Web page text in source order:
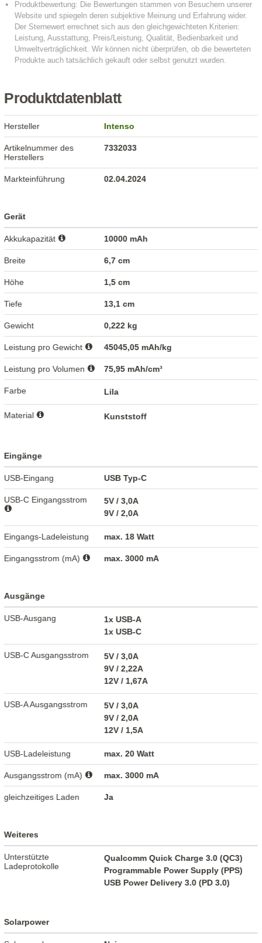
Produktdatenblatt
Hersteller Intenso
Artikelnummer des
Herstellers
7332033
Markteinführung 02.04.2024
Gerät
Akkukapazität 10000 mAh
Breite 6,7 cm
Höhe 1,5 cm
Tiefe 13,1 cm
Gewicht 0,222 kg
Leistung pro Gewicht 45045,05 mAh/kg
Leistung pro Volumen 75,95 mAh/cm³
Farbe Lila
Material Kunststoff
Eingänge
USB-Eingang USB Typ-C
USB-C Eingangsstrom
5V / 3,0A
9V / 2,0A
Eingangs-Ladeleistung max. 18 Watt
Eingangsstrom (mA) max. 3000 mA
Ausgänge
USB-Ausgang
1x USB-A
1x USB-C
USB-C Ausgangsstrom
5V / 3,0A
9V / 2,22A
12V / 1,67A
USB-A Ausgangsstrom
5V / 3,0A
9V / 2,0A
12V / 1,5A
USB-Ladeleistung max. 20 Watt
Ausgangsstrom (mA) max. 3000 mA
gleichzeitiges Laden Ja
Weiteres
Unterstützte
Ladeprotokolle
Qualcomm Quick Charge 3.0 (QC3)
Programmable Power Supply (PPS)
USB Power Delivery 3.0 (PD 3.0)
Solarpower